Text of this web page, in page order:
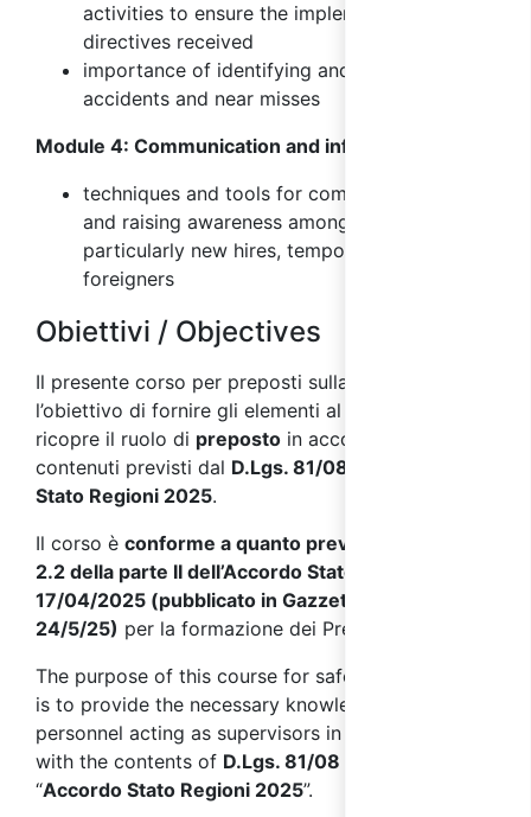
activities to ensure the implementation of the
directives received
importance of identifying and reporting
accidents and near misses
Module 4: Communication and information
techniques and tools for communicating with
and raising awareness among workers,
particularly new hires, temporary workers,
foreigners
Obiettivi / Objectives
Il presente corso per preposti sulla sicurezza ha
l’obiettivo di fornire gli elementi al personale che
ricopre il ruolo di preposto in accordo con i
contenuti previsti dal D.Lgs. 81/08
Stato Regioni 2025.
Il corso è conforme a quanto previsto nel punto
2.2 della parte II dell’Accordo Stato Regioni del
17/04/2025 (pubblicato in Gazzetta Ufficiale il
24/5/25) per la formazione dei Preposti.
The purpose of this course for safety supervisors
is to provide the necessary knowledge to the
personnel acting as supervisors in accordance
with the contents of D.Lgs. 81/08
“Accordo Stato Regioni 2025”.